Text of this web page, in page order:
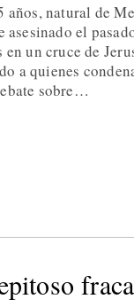
años, natural de
el
un cruce de
a quienes
sobre…